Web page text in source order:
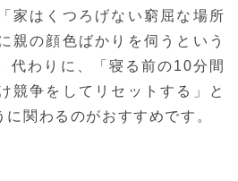
家はくつろげない窮屈な場所
親の顔色ばかりを伺うという
代わりに、「寝る前の10分間
競争をしてリセットする」と
に関わるのがおすすめです。